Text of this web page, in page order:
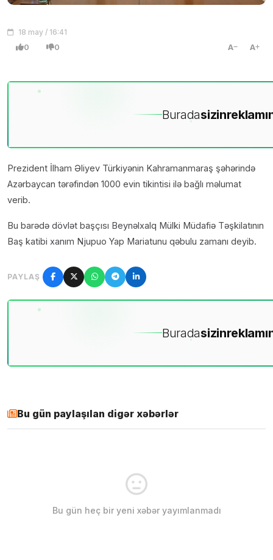
18 may / 16:41
0 0 A A
Buradasizin
Prezident İlham Əliyev Türkiyənin Kahramanmaraş şəhərində
Azərbaycan tərəfindən 1000 evin tikintisi ilə bağlı məlumat
verib.
Bu barədə dövlət başçısı Beynəlxalq Mülki Müdafiə Təşkilatının
Baş katibi xanım Njupuo Yap Mariatunu qəbulu zamanı deyib.
PAYLAŞ
Buradasizin
Bu gün paylaşılan digər xəbərlər
Bu gün heç bir yeni xəbər yayımlanmadı